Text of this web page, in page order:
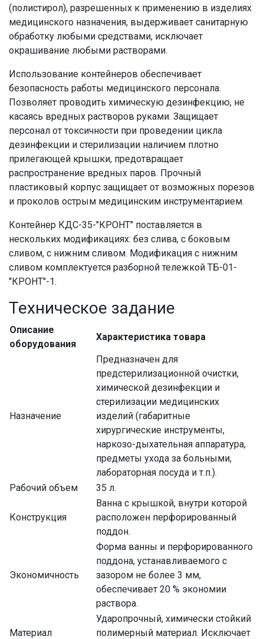
(полистирол), разрешенных к применению в изделиях
медицинского назначения, выдерживает санитарную
обработку любыми средствами, исключает
окрашивание любыми растворами.
Использование контейнеров обеспечивает
безопасность работы медицинского персонала.
Позволяет проводить химическую дезинфекцию, не
касаясь вредных растворов руками. Защищает
персонал от токсичности при проведении цикла
дезинфекции и стерилизации наличием плотно
прилегающей крышки, предотвращает
распространение вредных паров. Прочный
пластиковый корпус защищает от возможных порезов
и проколов острым медицинским инструментарием.
Контейнер КДС-35-"КРОНТ" поставляется в
нескольких модификациях: без слива, с боковым
сливом, с нижним сливом. Модификация с нижним
сливом комплектуется разборной тележкой ТБ-01-
"КРОНТ"-1.
Техническое задание
Описание
оборудования
Характеристика товара
Назначение
Предназначен для
предстерилизационной очистки,
химической дезинфекции и
стерилизации медицинских
изделий (габаритные
хирургические инструменты,
наркозо-дыхательная аппаратура,
предметы ухода за больными,
лабораторная посуда и т.п.).
Рабочий объем
35 л.
Конструкция
Ванна с крышкой, внутри которой
расположен перфорированный
поддон.
Экономичность
Форма ванны и перфорированного
поддона, устанавливаемого с
зазором не более 3 мм,
обеспечивает 20 % экономии
раствора.
Материал
Ударопрочный, химически стойкий
полимерный материал. Исключает